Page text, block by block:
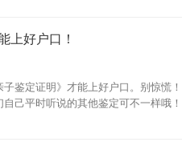
上好户口！
鉴定证明》才能上好户口。别惊慌
己平时听说的其他鉴定可不一样哦